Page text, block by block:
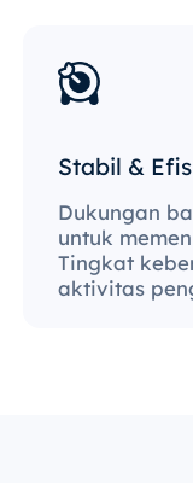
Stabil &
Dukungan
untuk
Tingkat
aktivitas